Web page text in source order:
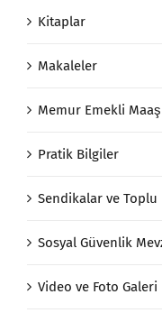
Kitaplar
Makaleler
Memur Emekli
Pratik Bilgiler
Sendikalar ve Toplu
Sosyal Güvenlik
Video ve Foto Galeri